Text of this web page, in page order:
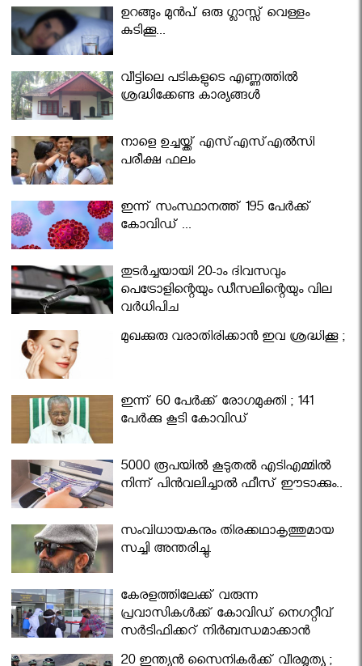
ഉറങ്ങും മുന്‍പ് ഒരു ഗ്ലാസ്സ് വെള്ളം
കുടിക്കൂ...
വീട്ടിലെ പടികളുടെ എണ്ണത്തിൽ
ശ്രദ്ധിക്കേണ്ട കാര്യങ്ങൾ
നാളെ ഉച്ചയ്ക്ക് എസ്എസ്എല്‍സി
പരീക്ഷ ഫലം
ഇന്ന് സംസ്ഥാനത്ത് 195 പേര്‍ക്ക്
കോവിഡ് ...
തുടർച്ചയായി 20-ാം ദിവസവും
പെട്രോളിന്റെയും ഡീസലിന്റെയും വില
വര്‍ധിപ്പിച്ചു
മുഖക്കുരു വരാതിരിക്കാന്‍ ഇവ ശ്രദ്ധിക്കൂ ;
ഇന്ന് 60 പേർക്ക് രോഗമുക്തി ; 141
പേര്‍ക്കു കൂടി കോവിഡ്
5000 രൂപയിൽ കൂടുതൽ എടിഎമ്മിൽ
നിന്ന് പിൻവലിച്ചാൽ ഫീസ് ഈടാക്കും..
സംവിധായകനും തിരക്കഥാകൃത്തുമായ
സച്ചി അന്തരിച്ചു.
കേരളത്തിലേക്ക് വരുന്ന
പ്രവാസികള്‍ക്ക് കോവിഡ് നെഗറ്റീവ്
സര്‍ട്ടിഫിക്കറ്റ് നിർബന്ധമാക്കാൻ
മന്ത്രിസഭ
20 ഇന്ത്യൻ സൈനികർക്ക് വീരമൃത്യു ;